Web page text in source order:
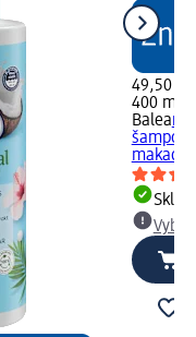
49,50 Kč
400 ml
Balea
šampon